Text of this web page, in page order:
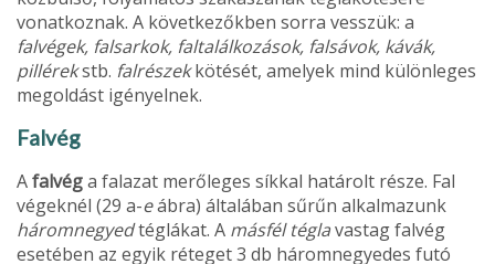
vonatkoznak. A következőkben sorra vesszük: a
falvégek, falsarkok, faltalálkozások, falsávok, kávák,
pillérekstb. falrészekkötését, amelyek mind különleges
megoldást igényelnek.
Falvég
Afalvéga falazat merőleges síkkal határolt része. Fal
végeknél (29 a-eábra) általában sűrűn alkalmazunk
háromnegyedtéglákat. A másfél téglavastag falvég
esetében az egyik réteget 3 db három­negyedes futó